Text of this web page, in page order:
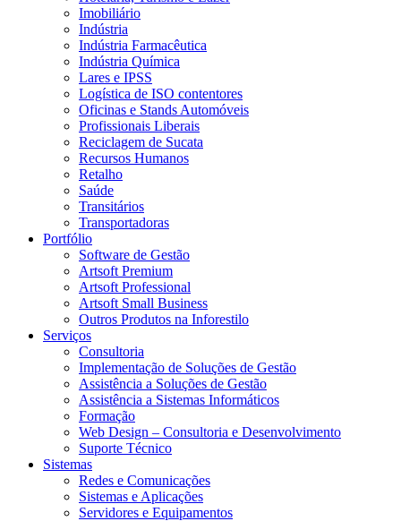
Imobiliário
Indústria
Indústria Farmacêutica
Indústria Química
Lares e IPSS
Logística de ISO contentores
Oficinas e Stands Automóveis
Profissionais Liberais
Reciclagem de Sucata
Recursos Humanos
Retalho
Saúde
Transitários
Transportadoras
Portfólio
Software de Gestão
Artsoft Premium
Artsoft Professional
Artsoft Small Business
Outros Produtos na Inforestilo
Serviços
Consultoria
Implementação de Soluções de Gestão
Assistência a Soluções de Gestão
Assistência a Sistemas Informáticos
Formação
Web Design – Consultoria e Desenvolvimento
Suporte Técnico
Sistemas
Redes e Comunicações
Sistemas e Aplicações
Servidores e Equipamentos